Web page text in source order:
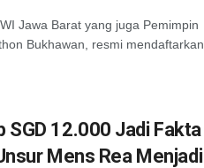
Jawa Barat yang juga Pemimpin
Bukhawan, resmi mendaftarkan
SGD 12.000 Jadi Fakta
Mens Rea Menjadi